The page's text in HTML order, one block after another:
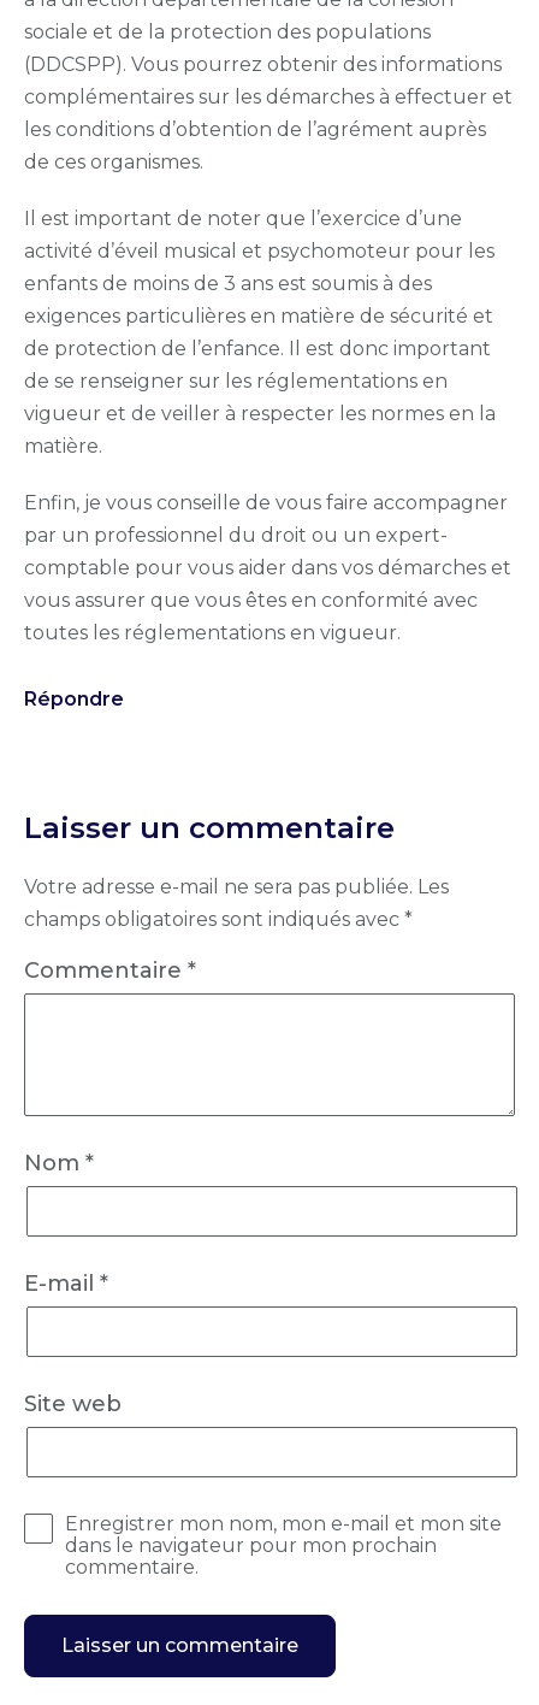
sociale et de la protection des populations
(DDCSPP). Vous pourrez obtenir des informations
complémentaires sur les démarches à effectuer et
les conditions d’obtention de l’agrément auprès
de ces organismes.
Il est important de noter que l’exercice d’une
activité d’éveil musical et psychomoteur pour les
enfants de moins de 3 ans est soumis à des
exigences particulières en matière de sécurité et
de protection de l’enfance. Il est donc important
de se renseigner sur les réglementations en
vigueur et de veiller à respecter les normes en la
matière.
Enfin, je vous conseille de vous faire accompagner
par un professionnel du droit ou un expert-
comptable pour vous aider dans vos démarches et
vous assurer que vous êtes en conformité avec
toutes les réglementations en vigueur.
Répondre
Laisser un commentaire
Votre adresse e-mail ne sera pas publiée. Les
champs obligatoires sont indiqués avec *
Commentaire *
Nom *
E-mail *
Site web
Enregistrer mon nom, mon e-mail et mon site
dans le navigateur pour mon prochain
commentaire.